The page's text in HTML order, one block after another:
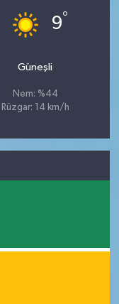
9°
Güneşli
Nem: %44
Rüzgar: 14 km/h